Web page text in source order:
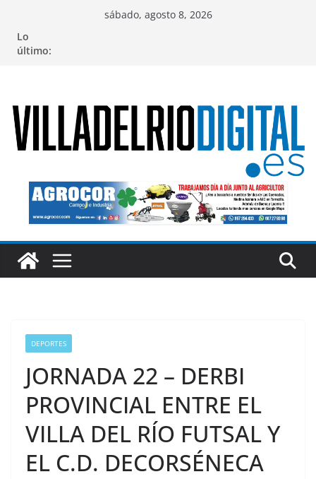
contenido
sábado, agosto 8, 2026
Lo
último:
DEPORTES
JORNADA 22 – DERBI
PROVINCIAL ENTRE EL
VILLA DEL RÍO FUTSAL Y
EL C.D. DECORSÉNECA